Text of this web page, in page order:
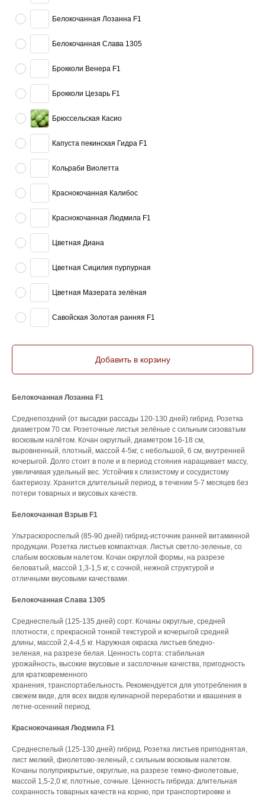
Белокочанная Лозанна F1
Белокочанная Слава 1305
Брокколи Венера F1
Брокколи Цезарь F1
Брюссельская Касио
Капуста пекинская Гидра F1
Кольраби Виолетта
Краснокочанная Калибос
Краснокочанная Людмила F1
Цветная Диана
Цветная Сицилия пурпурная
Цветная Мазерата зелёная
Савойская Золотая ранняя F1
Добавить в корзину
Белокочанная Лозанна F1
Среднепоздний (от высадки рассады 120-130 дней) гибрид. Розетка
диаметром 70 см. Розеточные листья зелёные с сильным сизоватым
восковым налётом. Кочан округлый, диаметром 16-18 см,
выровненный, плотный, массой 4-5кг, с небольшой, 6 см, внутренней
кочерыгой. Долго стоит в поле и в период стояния наращивает массу,
увеличивая удельный вес. Устойчив к слизистому и сосудистому
бактериозу. Хранится длительный период, в течении 5-7 месяцев без
потери товарных и вкусовых качеств.
Белокочанная Взрыв F1
Ультраскороспелый (85-90 дней) гибрид-источник ранней витаминной
продукции. Розетка листьев компактная. Листья светло-зеленые, со
слабым восковым налетом. Кочан округлой формы, на разрезе
беловатый, массой 1,3-1,5 кг, с сочной, нежной структурой и
отличными вкусовыми качествами.
Белокочанная Слава 1305
Среднеспелый (125-135 дней) сорт. Кочаны округлые, средней
плотности, с прекрасной тонкой текстурой и кочерыгой средней
длины, массой 2,4-4,5 кг. Наружная окраска листьев бледно-
зеленая, на разрезе белая. Ценность сорта: стабильная
урожайность, высокие вкусовые и засолочные качества, пригодность
для кратковременного
хранения, транспортабельность. Рекомендуется для употребления в
свежем виде, для всех видов кулинарной переработки и квашения в
летне-осенний период.
Краснокочанная Людмила F1
Среднеспелый (125-130 дней) гибрид. Розетка листьев приподнятая,
лист мелкий, фиолетово-зеленый, с сильным восковым налетом.
Кочаны полуприкрытые, округлые, на разрезе темно-фиолетовые,
массой 1,5-2,0 кг, плотные, сочные. Ценность гибрида: длительная
сохранность товарных качеств на корню, при транспортировке и